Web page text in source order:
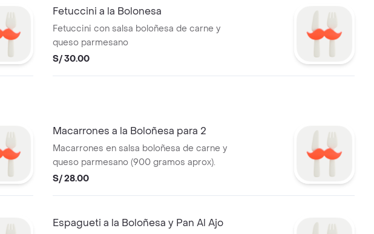
Fetuccini a la Bolonesa
Fetuccini con salsa boloñesa de carne y
queso parmesano
S/ 30.00
Macarrones a la Boloñesa para 2
Macarrones en salsa boloñesa de carne y
queso parmesano (900 gramos aprox).
S/ 28.00
Espagueti a la Boloñesa y Pan Al Ajo